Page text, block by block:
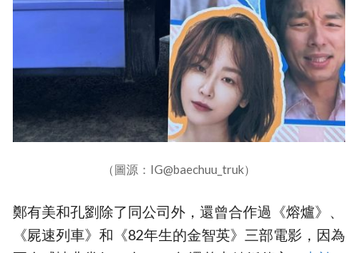
（圖源：IG@baechuu_truk）
鄭有美和孔劉除了同公司外，還曾合作過《熔爐》、
《屍速列車》和《82年生的金智英》三部電影，因為